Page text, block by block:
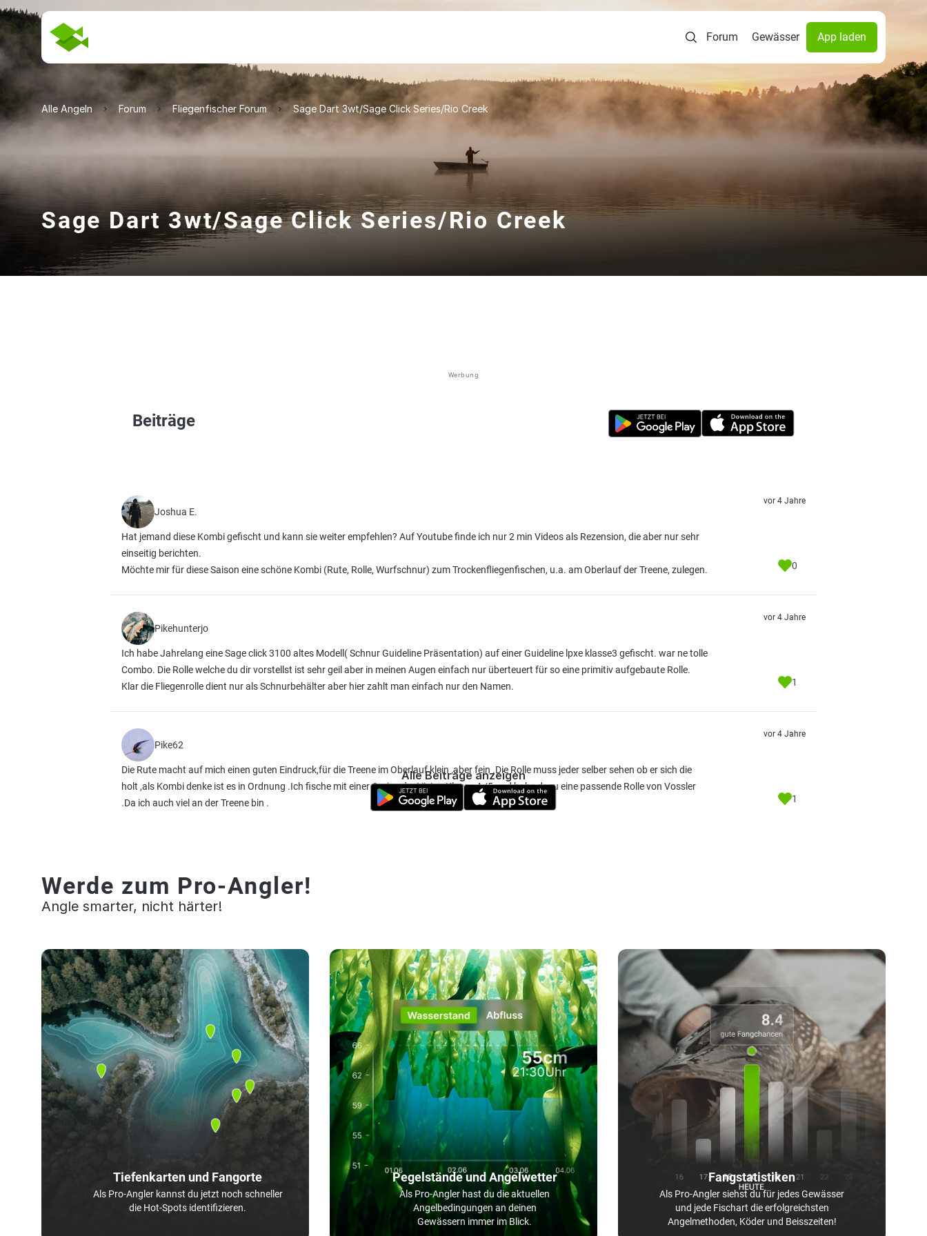
Forum Gewässer App laden
Alle Angeln Forum Fliegenfischer Forum Sage Dart 3wt/Sage Click Series/Rio Creek
Sage Dart 3wt/Sage Click Series/Rio Creek
Werbung
Beiträge
Joshua E.
Hat jemand diese Kombi gefischt und kann sie weiter empfehlen? Auf Youtube finde ich nur 2 min Videos als Rezension, die aber nur sehr
einseitig berichten.
Möchte mir für diese Saison eine schöne Kombi (Rute, Rolle, Wurfschnur) zum Trockenfliegenfischen, u.a. am Oberlauf der Treene, zulegen.
vor 4 Jahre
0
Pikehunterjo
Ich habe Jahrelang eine Sage click 3100 altes Modell( Schnur Guideline Präsentation) auf einer Guideline lpxe klasse3 gefischt. war ne tolle
Combo. Die Rolle welche du dir vorstellst ist sehr geil aber in meinen Augen einfach nur überteuert für so eine primitiv aufgebaute Rolle.
Klar die Fliegenrolle dient nur als Schnurbehälter aber hier zahlt man einfach nur den Namen.
vor 4 Jahre
1
Pike62
Die Rute macht auf mich einen guten Eindruck,für die Treene im Oberlauf klein ,aber fein .Die Rolle muss jeder selber sehen ob er sich die
holt ,als Kombi denke ist es in Ordnung .Ich fische mit einer Orvis oder Vision Klasse 4 /5 und habe dazu eine passende Rolle von Vossler
.Da ich auch viel an der Treene bin .
vor 4 Jahre
1
Alle Beiträge anzeigen
Werde zum Pro-Angler!
Angle smarter, nicht härter!
Tiefenkarten und Fangorte
Als Pro-Angler kannst du jetzt noch schneller
die Hot-Spots identifizieren.
Pegelstände und Angelwetter
Als Pro-Angler hast du die aktuellen
Angelbedingungen an deinen
Gewässern immer im Blick.
Fangstatistiken
Als Pro-Angler siehst du für jedes Gewässer
und jede Fischart die erfolgreichsten
Angelmethoden, Köder und Beisszeiten!